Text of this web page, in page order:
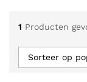
1 Producten
Sorteer op